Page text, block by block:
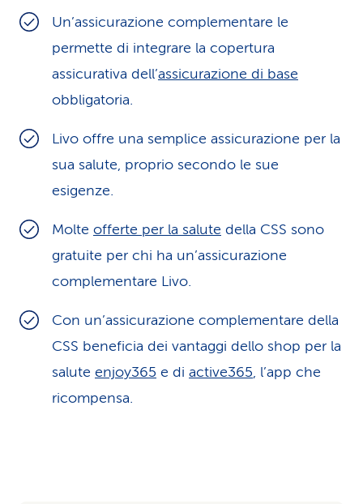
i
s
e
v
i
o
Un’assicurazione complementare le
permette di integrare la copertura
assicurativa dell’assicurazione di base
obbligatoria.
Livo offre una semplice assicurazione per la
sua salute, proprio secondo le sue
esigenze.
Molte offerte per la salute della CSS sono
gratuite per chi ha un’assicurazione
complementare Livo.
Con un’assicurazione complementare della
CSS beneficia dei vantaggi dello shop per la
salute enjoy365 e di active365, l’app che
ricompensa.